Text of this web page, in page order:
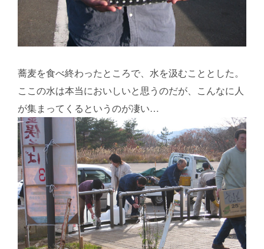
蕎麦を食べ終わったところで、水を汲むこととした。
ここの水は本当においしいと思うのだが、こんなに人
が集まってくるというのが凄い…